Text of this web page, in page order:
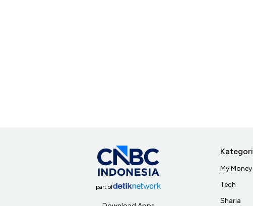
part of
Kategori
My Money
Tech
Sharia